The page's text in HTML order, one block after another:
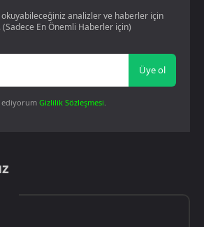
analizler ve haberler için
(Sadece En Önemli Haberler için)
Üye ol
ediyorum Gizlilik Sözleşmesi.